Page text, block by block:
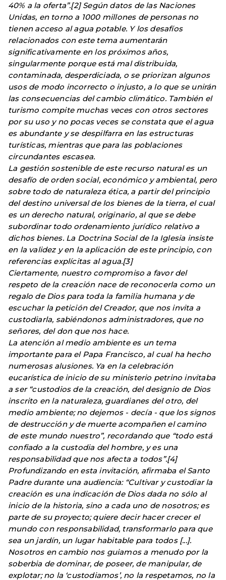
40% a la oferta”.[2] Según datos de las Naciones
Unidas, en torno a 1000 millones de personas no
tienen acceso al agua potable. Y los desafíos
relacionados con este tema aumentarán
significativamente en los próximos años,
singularmente porque está mal distribuida,
contaminada, desperdiciada, o se priorizan algunos
usos de modo incorrecto o injusto, a lo que se unirán
las consecuencias del cambio climático. También el
turismo compite muchas veces con otros sectores
por su uso y no pocas veces se constata que el agua
es abundante y se despilfarra en las estructuras
turísticas, mientras que para las poblaciones
circundantes escasea.
La gestión sostenible de este recurso natural es un
desafío de orden social, económico y ambiental, pero
sobre todo de naturaleza ética, a partir del principio
del destino universal de los bienes de la tierra, el cual
es un derecho natural, originario, al que se debe
subordinar todo ordenamiento jurídico relativo a
dichos bienes. La Doctrina Social de la Iglesia insiste
en la validez y en la aplicación de este principio, con
referencias explícitas al agua.[3]
Ciertamente, nuestro compromiso a favor del
respeto de la creación nace de reconocerla como un
regalo de Dios para toda la familia humana y de
escuchar la petición del Creador, que nos invita a
custodiarla, sabiéndonos administradores, que no
señores, del don que nos hace.
La atención al medio ambiente es un tema
importante para el Papa Francisco, al cual ha hecho
numerosas alusiones. Ya en la celebración
eucarística de inicio de su ministerio petrino invitaba
a ser “custodios de la creación, del designio de Dios
inscrito en la naturaleza, guardianes del otro, del
medio ambiente; no dejemos - decía - que los signos
de destrucción y de muerte acompañen el camino
de este mundo nuestro”, recordando que “todo está
confiado a la custodia del hombre, y es una
responsabilidad que nos afecta a todos”.[4]
Profundizando en esta invitación, afirmaba el Santo
Padre durante una audiencia: “Cultivar y custodiar la
creación es una indicación de Dios dada no sólo al
inicio de la historia, sino a cada uno de nosotros; es
parte de su proyecto; quiere decir hacer crecer el
mundo con responsabilidad, transformarlo para que
sea un jardín, un lugar habitable para todos [...].
Nosotros en cambio nos guiamos a menudo por la
soberbia de dominar, de poseer, de manipular, de
explotar; no la ‘custodiamos’, no la respetamos, no la